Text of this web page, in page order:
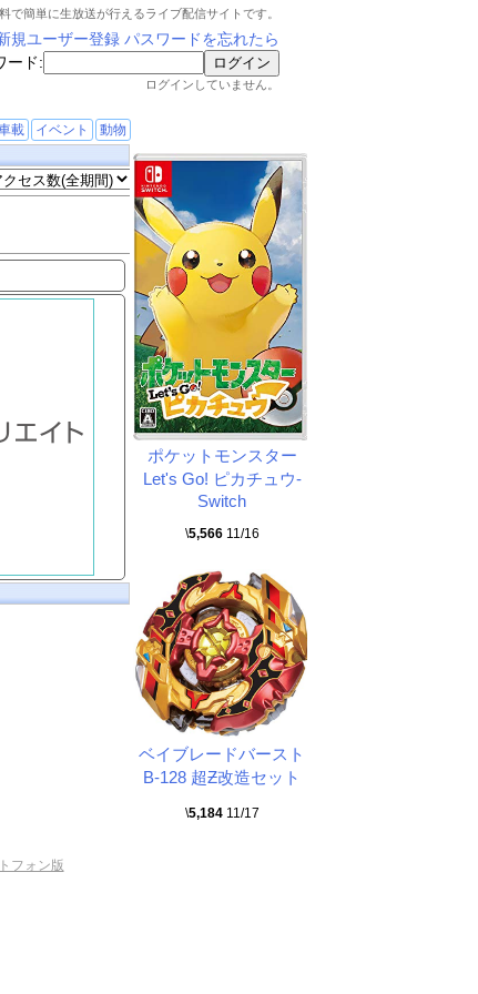
で簡単に生放送が行えるライブ配信サイトです。
規ユーザー登録 パスワードを忘れたら
ード:
ログインしていません。
載 イベント 動物
ポケットモンスター
Let's Go! ピカチュウ-
Switch
\5,56611/16
ベイブレードバースト
B-128 超Ƶ改造セット
\5,18411/17
フォン版